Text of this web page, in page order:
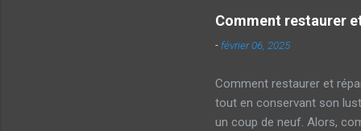
votre voiture. Impact sur
majeur. En effet, une
laisser transp...
Comment restaurer
- février 06, 2025
Comment restaurer et
tout en conservant son
un coup de neuf. Alors,